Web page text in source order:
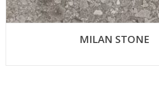
MILAN STONE